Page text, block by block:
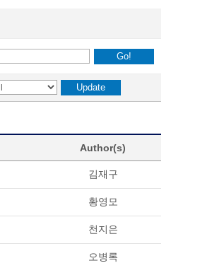
Author(s)
김재구
황영모
천지은
오병록